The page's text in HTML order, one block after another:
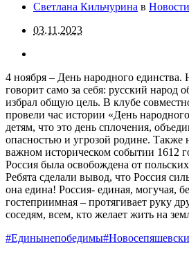
Светлана Кильчурина в Новости
03.11.2023
4 ноября – День народного единства.
говорит само за себя: русский народ
избрал общую цель. В клубе
провели час истории «День
детям, что это день сплочения,
опасностью и угрозой родине. Также
важном историческом событии 1612
Россия была освобождена от
Ребята сделали вывод, что Россия
она едина! Россия- единая, могучая,
гостеприимная – протягивает руку
соседям, всем, кто желает жить на
#Единынепобедимы#Новосепяшев